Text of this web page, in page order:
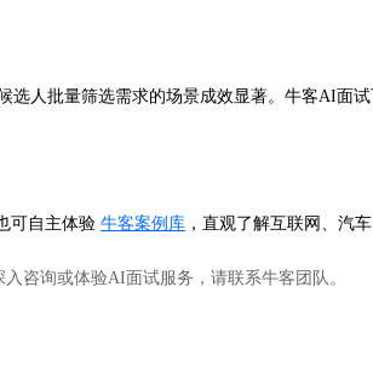
人批量筛选需求的场景成效显著。牛客AI面
可自主体验 牛客案例库 ，直观了解互联网、汽
咨询或体验AI面试服务，请联系牛客团队。